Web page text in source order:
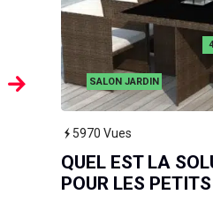
4
SALON JARDIN
5970 Vues
QUEL EST LA
POUR LES